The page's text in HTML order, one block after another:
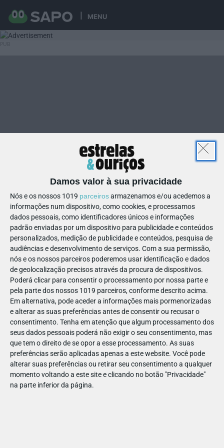
MENU
Damos valor à sua privacidade
Nós e os nossos 1019 parceirosarmazenamos e/ou acedemos a
informações num dispositivo, como cookies, e processamos
dados pessoais, como identificadores únicos e informações
padrão enviadas por um dispositivo para publicidade e conteúdos
personalizados, medição de publicidade e conteúdos, pesquisa de
audiências e desenvolvimento de serviços. Com a sua permissão,
nós e os nossos parceiros poderemos usar identificação e dados
de geolocalização precisos através da procura de dispositivos.
Poderá clicar para consentir o processamento por nossa parte e
pela parte dos nossos 1019 parceiros, conforme descrito acima.
Em alternativa, pode aceder a informações mais pormenorizadas
e alterar as suas preferências antes de consentir ou recusar o
consentimento. Tenha em atenção que algum processamento dos
seus dados pessoais poderá não exigir o seu consentimento, mas
que tem o direito de se opor a esse processamento. As suas
preferências serão aplicadas apenas a este website. Você pode
alterar suas preferências ou retirar seu consentimento a qualquer
momento voltando a este site e clicando no botão "Privacidade"
na parte inferior da página.
23
713461035826235